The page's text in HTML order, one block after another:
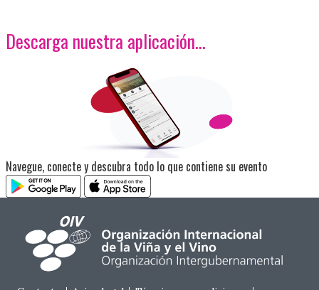
Descarga nuestra aplicación…
<p>Imagen</p>
Navegue, conecte y descubra todo lo que contiene su evento